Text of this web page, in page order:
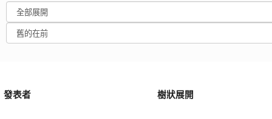
發表者 樹狀展開